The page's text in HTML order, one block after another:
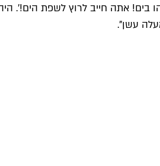
בים! אתה חייב לרוץ לשפת הים!'.
עשן".